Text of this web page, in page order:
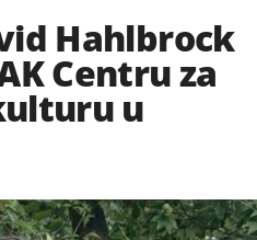
Hahlbrock
Centru za
u